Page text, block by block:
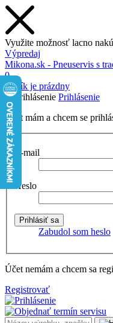
Využite možnosť lacno
Výpredaj
Mikona.sk - Pneuservis s
0
Košík je prázdny
Prihlásenie
Účet mám a chcem se
E-mail
Heslo
Zabudol som heslo
Účet nemám a chcem sa
Registrovať